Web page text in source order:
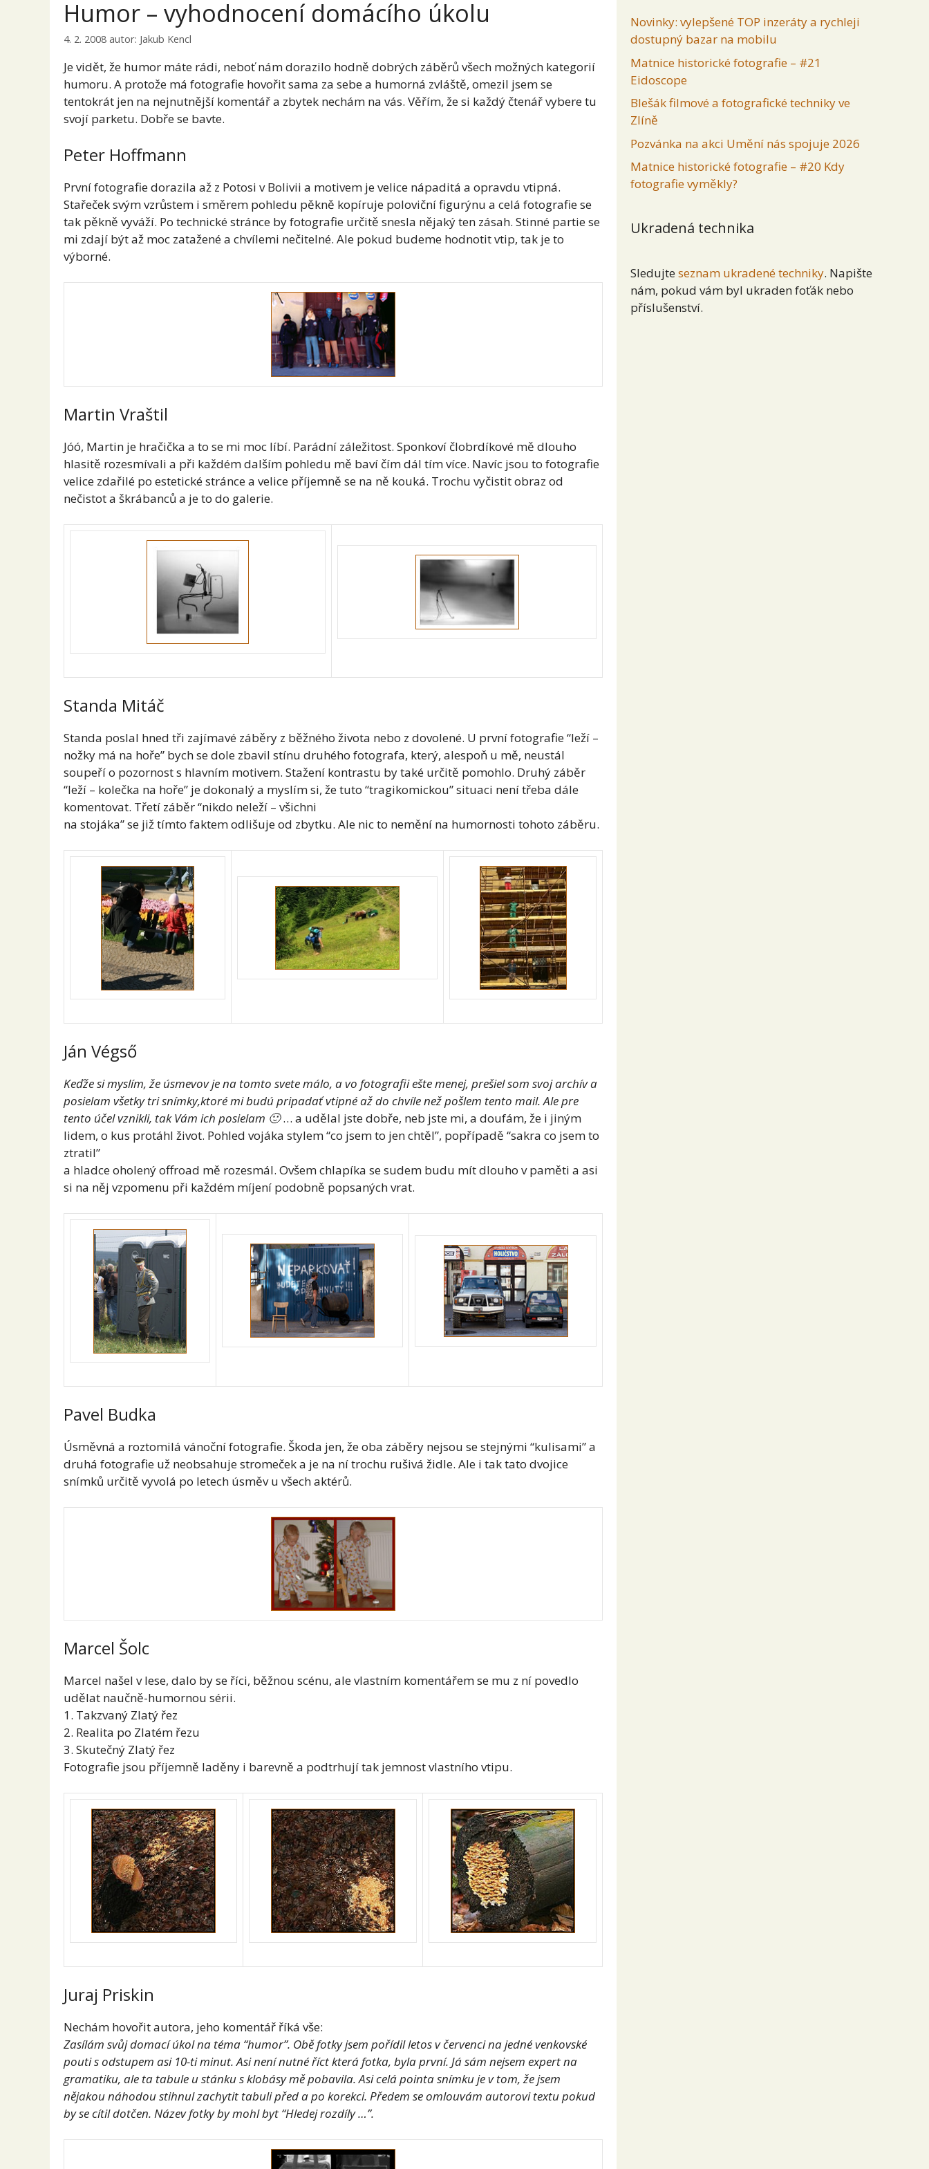
Humor – vyhodnocení domácího úkolu
4. 2. 2008 autor: Jakub Kencl
Je vidět, že humor máte rádi, neboť nám dorazilo hodně dobrých záběrů všech možných kategorií
humoru. A protože má fotografie hovořit sama za sebe a humorná zvláště, omezil jsem se
tentokrát jen na nejnutnější komentář a zbytek nechám na vás. Věřím, že si každý čtenář vybere tu
svojí parketu. Dobře se bavte.
Peter Hoffmann
První fotografie dorazila až z Potosi v Bolivii a motivem je velice nápaditá a opravdu vtipná.
Stařeček svým vzrůstem i směrem pohledu pěkně kopíruje poloviční figurýnu a celá fotografie se
tak pěkně vyváží. Po technické stránce by fotografie určitě snesla nějaký ten zásah. Stinné partie se
mi zdají být až moc zatažené a chvílemi nečitelné. Ale pokud budeme hodnotit vtip, tak je to
výborné.
Martin Vraštil
Jóó, Martin je hračička a to se mi moc líbí. Parádní záležitost. Sponkoví člobrdíkové mě dlouho
hlasitě rozesmívali a při každém dalším pohledu mě baví čím dál tím více. Navíc jsou to fotografie
velice zdařilé po estetické stránce a velice příjemně se na ně kouká. Trochu vyčistit obraz od
nečistot a škrábanců a je to do galerie.
Standa Mitáč
Standa poslal hned tři zajímavé záběry z běžného života nebo z dovolené. U první fotografie “leží –
nožky má na hoře” bych se dole zbavil stínu druhého fotografa, který, alespoň u mě, neustál
soupeří o pozornost s hlavním motivem. Stažení kontrastu by také určitě pomohlo. Druhý záběr
“leží – kolečka na hoře” je dokonalý a myslím si, že tuto “tragikomickou” situaci není třeba dále
komentovat. Třetí záběr “nikdo neleží – všichni
na stojáka” se již tímto faktem odlišuje od zbytku. Ale nic to nemění na humornosti tohoto záběru.
Ján Végső
Keďže si myslím, že úsmevov je na tomto svete málo, a vo fotografii ešte menej, prešiel som svoj archív a
posielam všetky tri snímky,ktoré mi budú pripadať vtipné až do chvíle než pošlem tento mail. Ale pre
tento účel vznikli, tak Vám ich posielam 🙂… a udělal jste dobře, neb jste mi, a doufám, že i jiným
lidem, o kus protáhl život. Pohled vojáka stylem “co jsem to jen chtěl”, popřípadě “sakra co jsem to
ztratil”
a hladce oholený offroad mě rozesmál. Ovšem chlapíka se sudem budu mít dlouho v paměti a asi
si na něj vzpomenu při každém míjení podobně popsaných vrat.
Pavel Budka
Úsměvná a roztomilá vánoční fotografie. Škoda jen, že oba záběry nejsou se stejnými “kulisami” a
druhá fotografie už neobsahuje stromeček a je na ní trochu rušivá židle. Ale i tak tato dvojice
snímků určitě vyvolá po letech úsměv u všech aktérů.
Marcel Šolc
Marcel našel v lese, dalo by se říci, běžnou scénu, ale vlastním komentářem se mu z ní povedlo
udělat naučně-humornou sérii.
1. Takzvaný Zlatý řez
2. Realita po Zlatém řezu
3. Skutečný Zlatý řez
Fotografie jsou příjemně laděny i barevně a podtrhují tak jemnost vlastního vtipu.
Juraj Priskin
Nechám hovořit autora, jeho komentář říká vše:
Zasílám svůj domací úkol na téma “humor”. Obě fotky jsem pořídil letos v červenci na jedné venkovské
pouti s odstupem asi 10-ti minut. Asi není nutné říct která fotka, byla první. Já sám nejsem expert na
gramatiku, ale ta tabule u stánku s klobásy mě pobavila. Asi celá pointa snímku je v tom, že jsem
nějakou náhodou stihnul zachytit tabuli před a po korekci. Předem se omlouvám autorovi textu pokud
by se cítil dotčen. Název fotky by mohl byt “Hledej rozdíly …”.
Novinky: vylepšené TOP inzeráty a rychleji
dostupný bazar na mobilu
Matnice historické fotografie – #21
Eidoscope
Blešák filmové a fotografické techniky ve
Zlíně
Pozvánka na akci Umění nás spojuje 2026
Matnice historické fotografie – #20 Kdy
fotografie vyměkly?
Ukradená technika
Sledujte seznam ukradené techniky. Napište
nám, pokud vám byl ukraden foťák nebo
příslušenství.